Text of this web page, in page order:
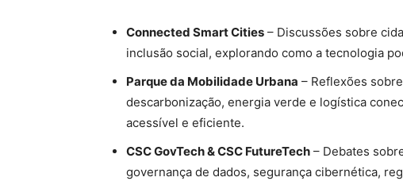
Connected Smart Cities – Discussões sobre
inclusão social, explorando como a tecnologia
Parque da Mobilidade Urbana – Reflexões
descarbonização, energia verde e logística
acessível e eficiente.
CSC GovTech & CSC FutureTech – Debates
governança de dados, segurança cibernética,